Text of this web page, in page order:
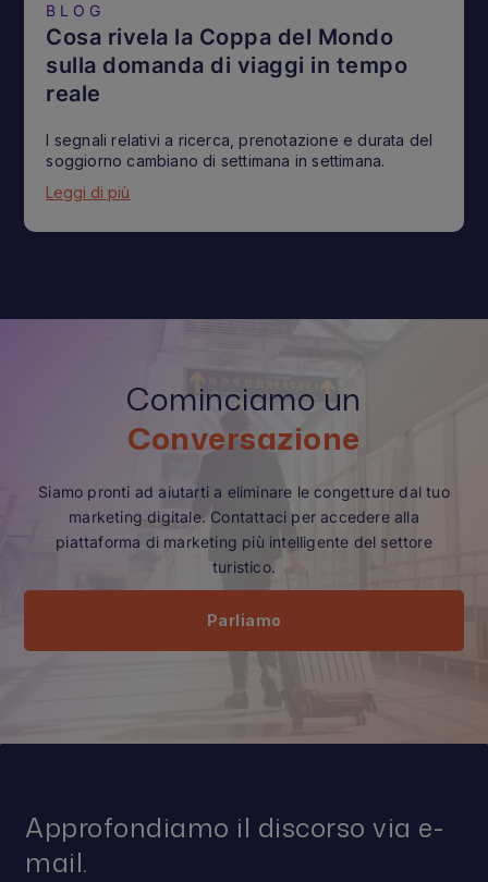
BLOG
Cosa rivela la Coppa del Mondo
sulla domanda di viaggi in tempo
reale
I segnali relativi a ricerca, prenotazione e durata del
soggiorno cambiano di settimana in settimana.
Leggi di più
Cominciamo un
Conversazione
Siamo pronti ad aiutarti a eliminare le congetture dal tuo
marketing digitale. Contattaci per accedere alla
piattaforma di marketing più intelligente del settore
turistico.
Parliamo
Approfondiamo il discorso via e-
mail.